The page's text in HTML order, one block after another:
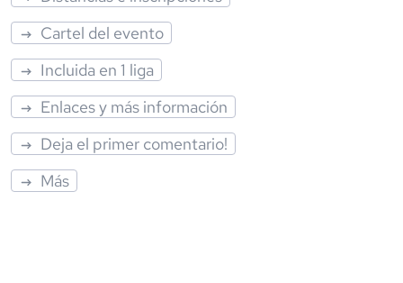
Cartel del evento
Incluida en 1 liga
Enlaces y más información
Deja el primer comentario!
Más